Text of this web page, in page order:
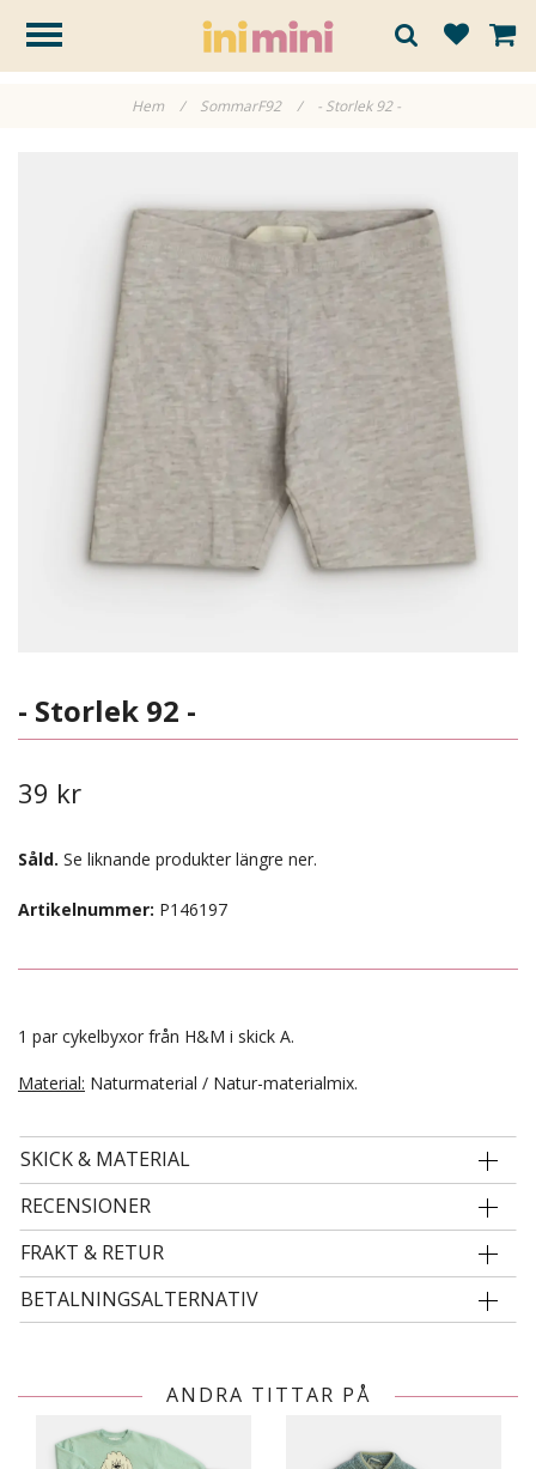
Hem / SommarF92 / - Storlek 92 -
- Storlek 92 -
39 kr
Såld. Se liknande produkter längre ner.
Artikelnummer: P146197
1 par cykelbyxor från H&M i skick A.
Material: Naturmaterial / Natur-materialmix.
SKICK & MATERIAL
RECENSIONER
FRAKT & RETUR
BETALNINGSALTERNATIV
ANDRA TITTAR PÅ